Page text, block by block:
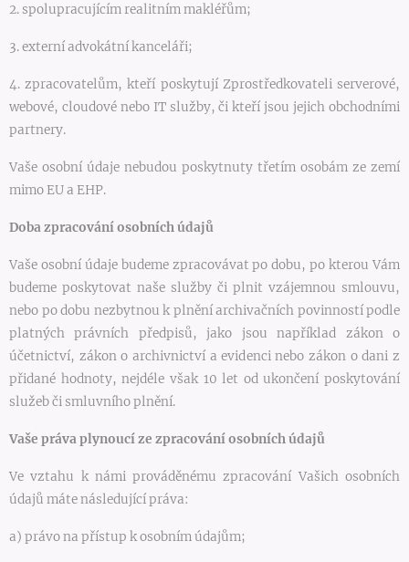
2. spolupracujícím realitním makléřům;
3. externí advokátní kanceláři;
4. zpracovatelům, kteří poskytují Zprostředkovateli serverové,
webové, cloudové nebo IT služby, či kteří jsou jejich obchodními
partnery.
Vaše osobní údaje nebudou poskytnuty třetím osobám ze zemí
mimo EU a EHP.
Doba zpracování osobních údajů
Vaše osobní údaje budeme zpracovávat po dobu, po kterou Vám
budeme poskytovat naše služby či plnit vzájemnou smlouvu,
nebo po dobu nezbytnou k plnění archivačních povinností podle
platných právních předpisů, jako jsou například zákon o
účetnictví, zákon o archivnictví a evidenci nebo zákon o dani z
přidané hodnoty, nejdéle však 10 let od ukončení poskytování
služeb či smluvního plnění.
Vaše práva plynoucí ze zpracování osobních údajů
Ve vztahu k námi prováděnému zpracování Vašich osobních
údajů máte následující práva:
a) právo na přístup k osobním údajům;